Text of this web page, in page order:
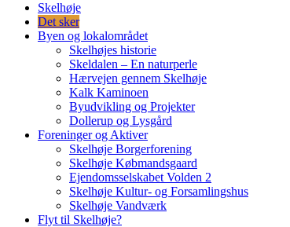
Skelhøje
Det sker
Byen og lokalområdet
Skelhøjes historie
Skeldalen – En naturperle
Hærvejen gennem Skelhøje
Kalk Kaminoen
Byudvikling og Projekter
Dollerup og Lysgård
Foreninger og Aktiver
Skelhøje Borgerforening
Skelhøje Købmandsgaard
Ejendomsselskabet Volden 2
Skelhøje Kultur- og Forsamlingshus
Skelhøje Vandværk
Flyt til Skelhøje?